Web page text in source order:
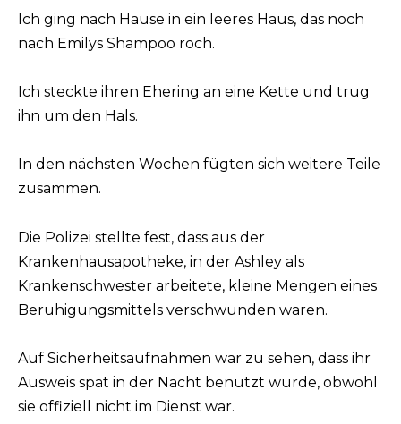
Ich ging nach Hause in ein leeres Haus, das noch
nach Emilys Shampoo roch.
Ich steckte ihren Ehering an eine Kette und trug
ihn um den Hals.
In den nächsten Wochen fügten sich weitere Teile
zusammen.
Die Polizei stellte fest, dass aus der
Krankenhausapotheke, in der Ashley als
Krankenschwester arbeitete, kleine Mengen eines
Beruhigungsmittels verschwunden waren.
Auf Sicherheitsaufnahmen war zu sehen, dass ihr
Ausweis spät in der Nacht benutzt wurde, obwohl
sie offiziell nicht im Dienst war.